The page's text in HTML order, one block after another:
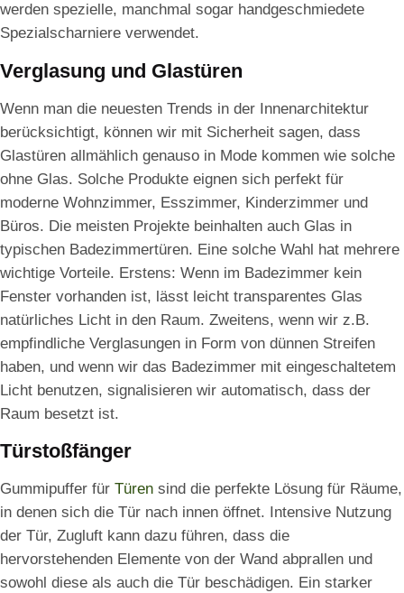
werden spezielle, manchmal sogar handgeschmiedete
Spezialscharniere verwendet.
Verglasung und Glastüren
Wenn man die neuesten Trends in der Innenarchitektur
berücksichtigt, können wir mit Sicherheit sagen, dass
Glastüren allmählich genauso in Mode kommen wie solche
ohne Glas. Solche Produkte eignen sich perfekt für
moderne Wohnzimmer, Esszimmer, Kinderzimmer und
Büros. Die meisten Projekte beinhalten auch Glas in
typischen Badezimmertüren. Eine solche Wahl hat mehrere
wichtige Vorteile. Erstens: Wenn im Badezimmer kein
Fenster vorhanden ist, lässt leicht transparentes Glas
natürliches Licht in den Raum. Zweitens, wenn wir z.B.
empfindliche Verglasungen in Form von dünnen Streifen
haben, und wenn wir das Badezimmer mit eingeschaltetem
Licht benutzen, signalisieren wir automatisch, dass der
Raum besetzt ist.
Türstoßfänger
Gummipuffer für Türen sind die perfekte Lösung für Räume,
in denen sich die Tür nach innen öffnet. Intensive Nutzung
der Tür, Zugluft kann dazu führen, dass die
hervorstehenden Elemente von der Wand abprallen und
sowohl diese als auch die Tür beschädigen. Ein starker